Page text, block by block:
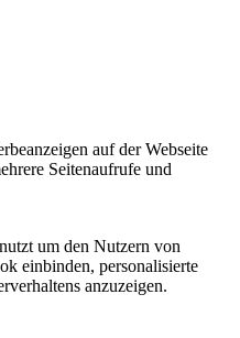
auf der Webseite
Seitenaufrufe und
um den Nutzern von
einbinden, personalisierte
anzuzeigen.